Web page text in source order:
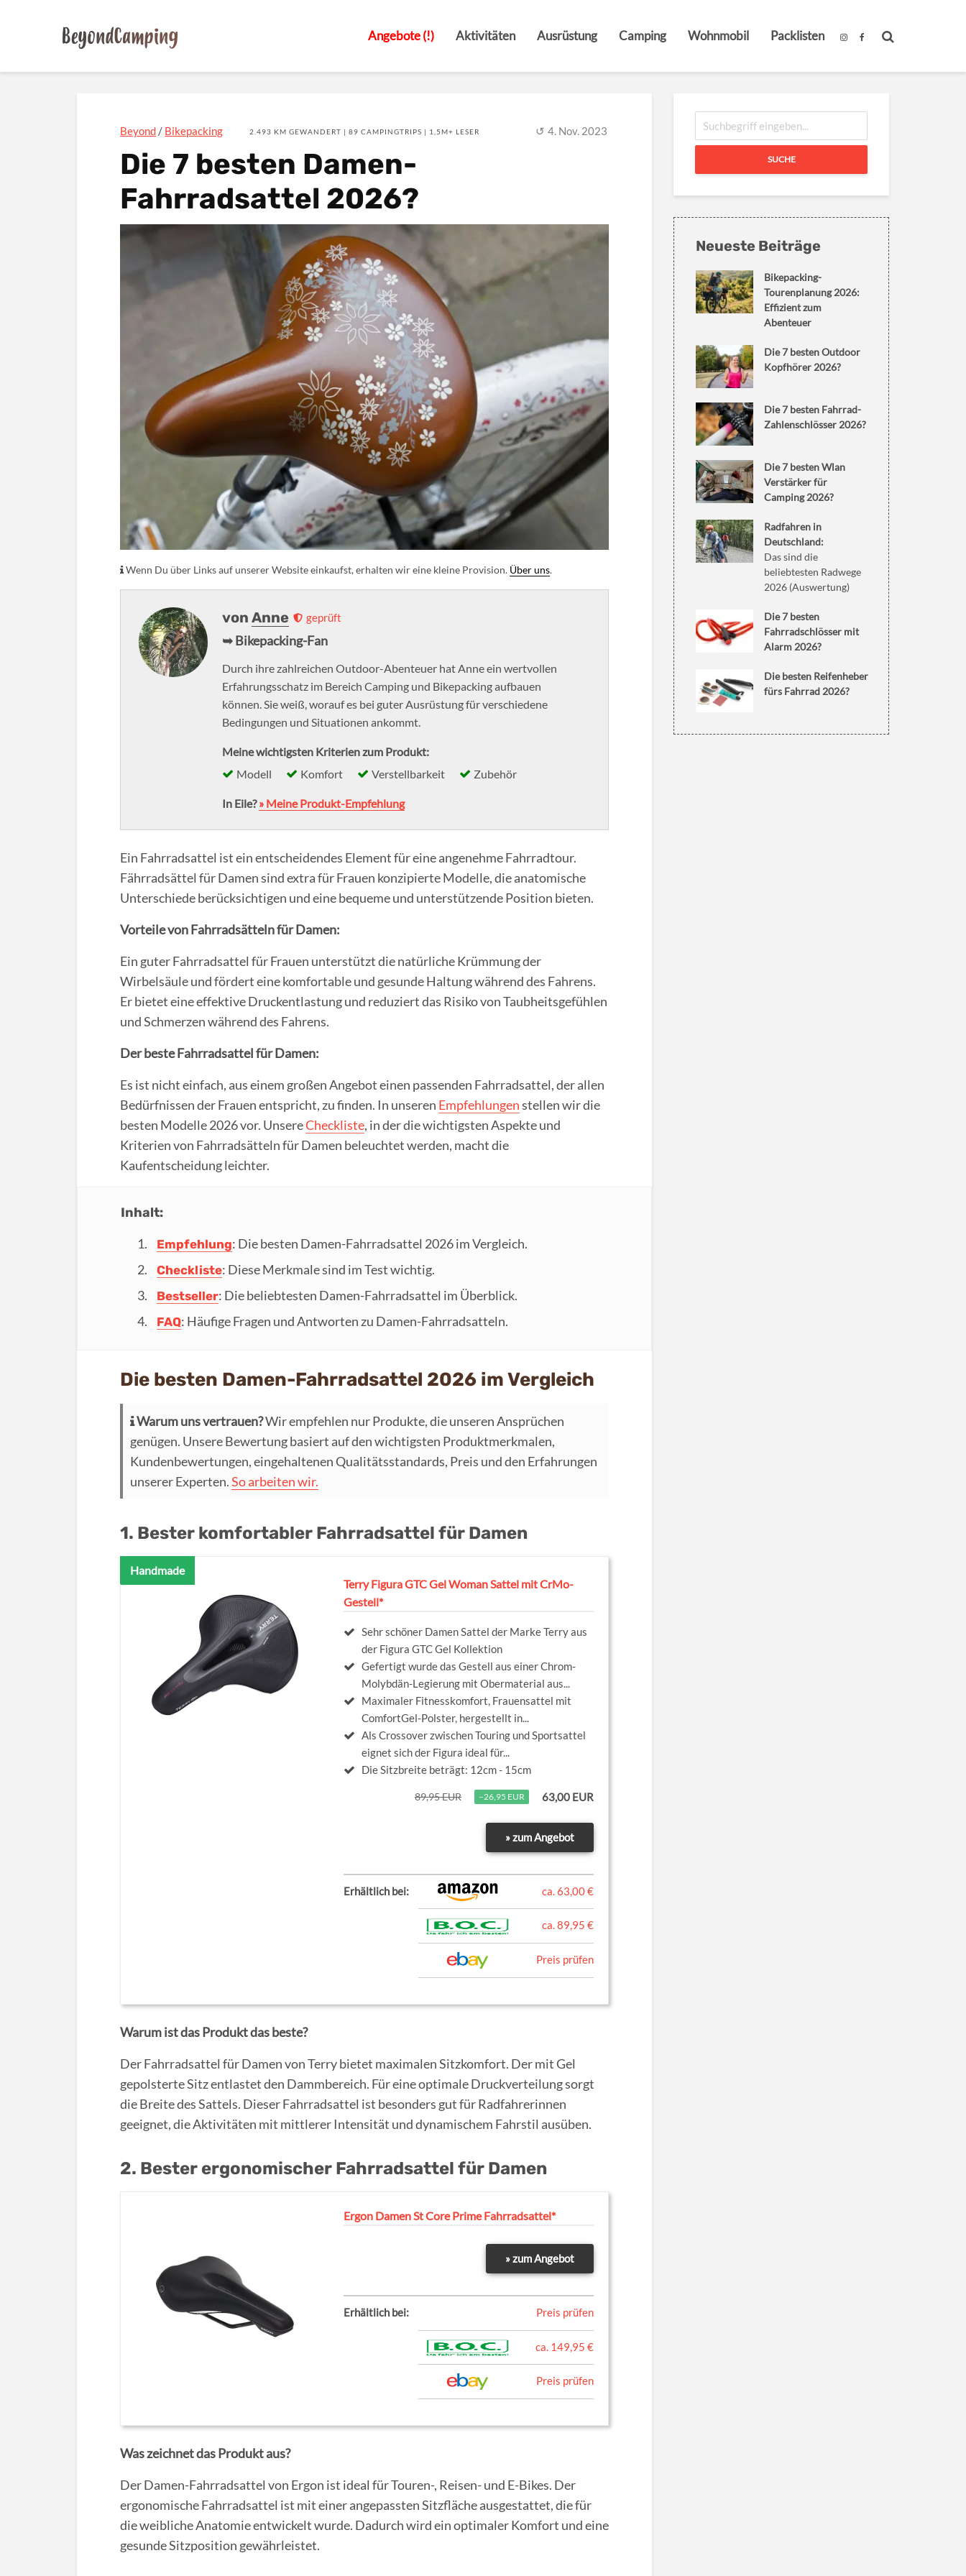
Angebote (!) Aktivitäten Ausrüstung Camping Wohnmobil Packlisten
Beyond / Bikepacking 2.493 KM GEWANDERT | 89 CAMPINGTRIPS | 1,5M+ LESER 4. Nov. 2023
Die 7 besten Damen-
Fahrradsattel 2026?
Wenn Du über Links auf unserer Website einkaufst, erhalten wir eine kleine Provision. Über uns.
vonAnne geprüft
➥ Bikepacking-Fan
Durch ihre zahlreichen Outdoor-Abenteuer hat Anne ein wertvollen
Erfahrungsschatz im Bereich Camping und Bikepacking aufbauen
können. Sie weiß, worauf es bei guter Ausrüstung für verschiedene
Bedingungen und Situationen ankommt.
Meine wichtigsten Kriterien zum Produkt:
Modell
Komfort Verstellbarkeit Zubehör
In Eile?» Meine Produkt-Empfehlung
Ein Fahrradsattel ist ein entscheidendes Element für eine angenehme Fahrradtour.
Fährradsättel für Damen sind extra für Frauen konzipierte Modelle, die anatomische
Unterschiede berücksichtigen und eine bequeme und unterstützende Position bieten.
Vorteile von Fahrradsätteln für Damen:
Ein guter Fahrradsattel für Frauen unterstützt die natürliche Krümmung der
Wirbelsäule und fördert eine komfortable und gesunde Haltung während des Fahrens.
Er bietet eine effektive Druckentlastung und reduziert das Risiko von Taubheitsgefühlen
und Schmerzen während des Fahrens.
Der beste Fahrradsattel für Damen:
Es ist nicht einfach, aus einem großen Angebot einen passenden Fahrradsattel, der allen
Bedürfnissen der Frauen entspricht, zu finden. In unseren Empfehlungenstellen wir die
besten Modelle 2026 vor. UnsereCheckliste, in der die wichtigsten Aspekte und
Kriterien von Fahrradsätteln für Damen beleuchtet werden, macht die
Kaufentscheidung leichter.
Inhalt:
Empfehlung: Die besten Damen-Fahrradsattel 2026 im Vergleich.
Checkliste: Diese Merkmale sind im Test wichtig.
Bestseller: Die beliebtesten Damen-Fahrradsattel im Überblick.
FAQ: Häufige Fragen und Antworten zu Damen-Fahrradsatteln.
Die besten Damen-Fahrradsattel 2026 im Vergleich
Warum uns vertrauen?Wir empfehlen nur Produkte, die unseren Ansprüchen
genügen. Unsere Bewertung basiert auf den wichtigsten Produktmerkmalen,
Kundenbewertungen, eingehaltenen Qualitätsstandards, Preis und den Erfahrungen
unserer Experten.So arbeiten wir.
1. Bester komfortabler Fahrradsattel für Damen
Handmade
Terry Figura GTC Gel Woman Sattel mit CrMo-
Gestell*
Sehr schöner Damen Sattel der Marke Terry aus
der Figura GTC Gel Kollektion
Gefertigt wurde das Gestell aus einer Chrom-
Molybdän-Legierung mit Obermaterial aus...
Maximaler Fitnesskomfort, Frauensattel mit
ComfortGel-Polster, hergestellt in...
Als Crossover zwischen Touring und Sportsattel
eignet sich der Figura ideal für...
Die Sitzbreite beträgt: 12cm - 15cm
89,95 EUR −26,95 EUR 63,00 EUR
» zum Angebot
Erhältlich bei: ca. 63,00 €
ca. 89,95 €
Preis prüfen
Warum ist das Produkt das beste?
Der Fahrradsattel für Damen von Terry bietet maximalen Sitzkomfort. Der mit Gel
gepolsterte Sitz entlastet den Dammbereich. Für eine optimale Druckverteilung sorgt
die Breite des Sattels. Dieser Fahrradsattel ist besonders gut für Radfahrerinnen
geeignet, die Aktivitäten mit mittlerer Intensität und dynamischem Fahrstil ausüben.
2. Bester ergonomischer Fahrradsattel für Damen
Ergon Damen St Core Prime Fahrradsattel*
» zum Angebot
Erhältlich bei: Preis prüfen
ca. 149,95 €
Preis prüfen
Was zeichnet das Produkt aus?
Der Damen-Fahrradsattel von Ergon ist ideal für Touren-, Reisen- und E-Bikes. Der
ergonomische Fahrradsattel ist mit einer angepassten Sitzfläche ausgestattet, die für
die weibliche Anatomie entwickelt wurde. Dadurch wird ein optimaler Komfort und eine
gesunde Sitzposition gewährleistet.
SUCHE
Neueste Beiträge
Bikepacking-
Tourenplanung 2026:
Effizient zum
Abenteuer
Die 7 besten Outdoor
Kopfhörer 2026?
Die 7 besten Fahrrad-
Zahlenschlösser 2026?
Die 7 besten Wlan
Verstärker für
Camping 2026?
Radfahren in
Deutschland:
Das sind die
beliebtesten Radwege
2026 (Auswertung)
Die 7 besten
Fahrradschlösser mit
Alarm 2026?
Die besten Reifenheber
fürs Fahrrad 2026?